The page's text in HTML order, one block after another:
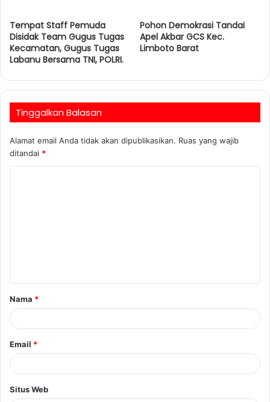
Tempat Staff Pemuda
Disidak Team Gugus Tugas
Kecamatan, Gugus Tugas
Labanu Bersama TNI, POLRI.
Pohon Demokrasi Tandai
Apel Akbar GCS Kec.
Limboto Barat
Tinggalkan Balasan
Alamat email Anda tidak akan dipublikasikan. Ruas yang wajib
ditandai *
Nama *
Email *
Situs Web